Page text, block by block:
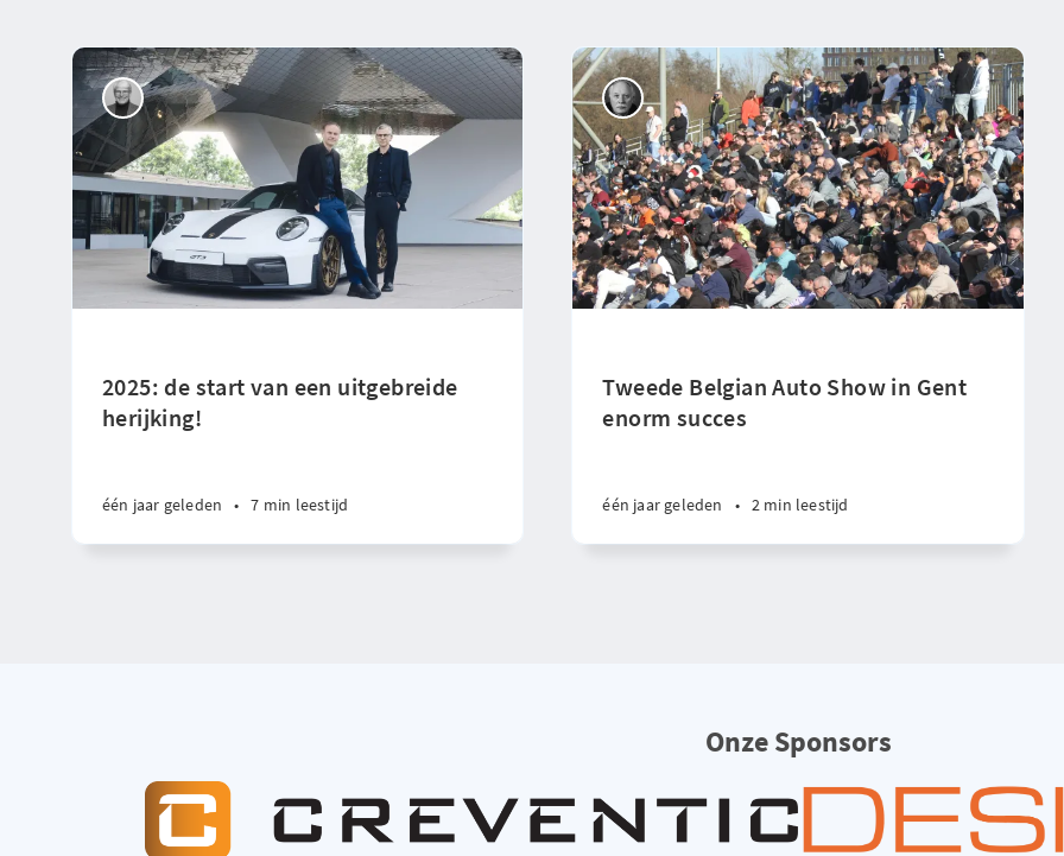
2025: de start van een uitgebreide
herijking!
één jaar geleden • 7 min leestijd
Tweede Belgian Auto Show in Gent
enorm succes
één jaar geleden • 2 min leestijd
Onze Sponsors